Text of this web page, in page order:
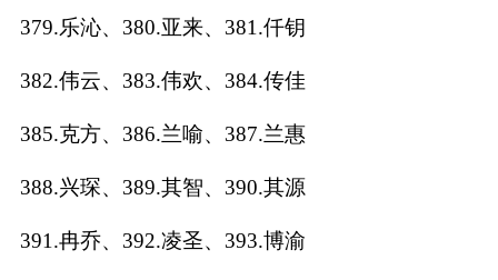
379.乐沁、380.亚来、381.仟钥
382.伟云、383.伟欢、384.传佳
385.克方、386.兰喻、387.兰惠
388.兴琛、389.其智、390.其源
391.冉乔、392.凌圣、393.博渝